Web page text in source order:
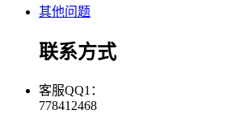
其他问题
联系方式
客服QQ1：
778412468